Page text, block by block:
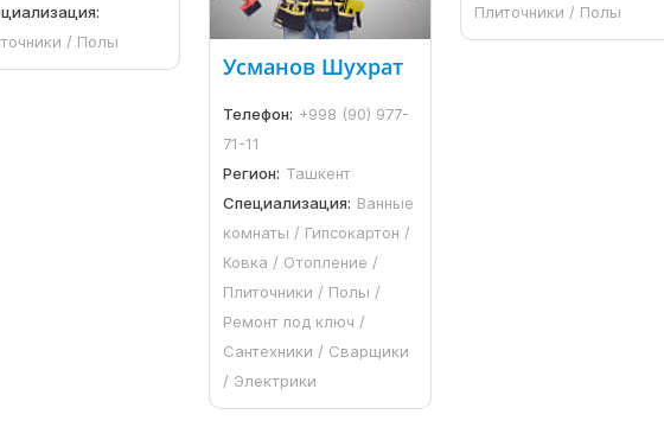
/ Полы
Усманов Шухрат
Телефон: +998 (90) 977-
71-11
Регион: Ташкент
Специализация: Ванные
комнаты / Гипсокартон /
Ковка / Отопление /
Плиточники / Полы /
Ремонт под ключ /
Сантехники / Сварщики
/ Электрики
Плиточники / Полы